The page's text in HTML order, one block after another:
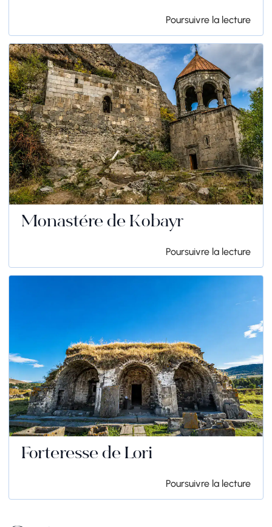
Poursuivre la lecture
Monastère de Kobayr
Poursuivre la lecture
Forteresse de Lori
Poursuivre la lecture